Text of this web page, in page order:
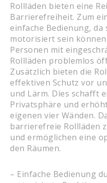
Rollläden bieten eine
Barrierefreiheit. Zum
einfache Bedienung,
motorisiert sein
Personen mit
Rollläden problemlos
Zusätzlich bieten die
effektiven Schutz vor
und Lärm. Dies schafft
Privatsphäre und
eigenen vier Wänden.
barrierefreie Rollläden
und ermöglichen eine
den Räumen.
– Einfache Bedienung